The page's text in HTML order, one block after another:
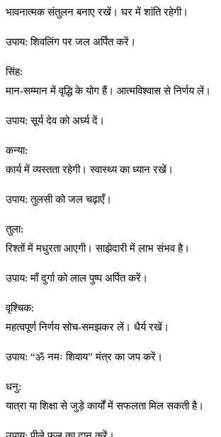
भावनात्मक संतुलन बनाए रखें। घर में शांति रहेगी।
उपाय: शिवलिंग पर जल अर्पित करें।
सिंह:
मान-सम्मान में वृद्धि के योग हैं। आत्मविश्वास से निर्णय लें।
उपाय: सूर्य देव को अर्घ्य दें।
कन्या:
कार्य में व्यस्तता रहेगी। स्वास्थ्य का ध्यान रखें।
उपाय: तुलसी को जल चढ़ाएँ।
तुला:
रिश्तों में मधुरता आएगी। साझेदारी में लाभ संभव है।
उपाय: माँ दुर्गा को लाल पुष्प अर्पित करें।
वृश्चिक:
महत्वपूर्ण निर्णय सोच-समझकर लें। धैर्य रखें।
उपाय: “ॐ नमः शिवाय” मंत्र का जप करें।
धनु:
यात्रा या शिक्षा से जुड़े कार्यों में सफलता मिल सकती है।